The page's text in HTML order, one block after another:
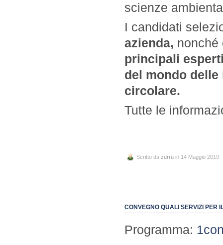
scienze
I candidati
azienda, nonché
principali
del mondo
circolare.
Tutte le
Scritto da zurru in 14 Maggio 2019
CONVEGNO QUALI SERVIZI PER
Programma: